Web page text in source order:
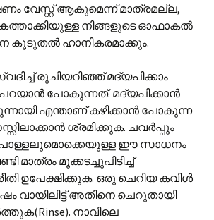
വേസ്റ്റ് ആകുമെന്ന് മാത്രമല്ല,
നിങ്ങളുടെ ഓഫാകൽ
കൂടുതൽ ഹാനികരമാക്കും.
രുചിയറിഞ്ഞ് മദ്യപിക്കാം
പോകുന്നത്. മദ്യപിക്കാൻ
എന്താണ് കഴിക്കാൻ പോകുന്ന
ശ്രമിക്കുക. ചവർപ്പും
ഈ സാധനം
മാത്രം മൂക്കടച്ചുപിടിച്ച്
ഉപേക്ഷിക്കുക. ഒരു ചെറിയ കവിൾ
വായിലിട്ട് അതിനെ ചെറുതായി
നാവിലെ